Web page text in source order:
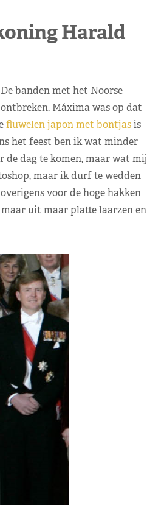
Harald
banden met het Noorse
Máxima was op dat
fluwelen japon met bontjasis
het feest ben ik wat minder
dag te komen, maar wat mij
maar ik durf te wedden
voor de hoge hakken
uit maar platte laarzen en